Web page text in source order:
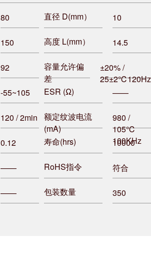
80 直径 D(mm） 10
150 高度 L(mm） 14.5
92
容量允许偏
差
±20% /
25±2℃120Hz
-55~105 ESR (Ω) ——
120 / 2min
额定纹波电流
(mA)
980 /
105℃
100KHz
0.12 寿命(hrs) 10000
—— RoHS指令 符合
—— 包装数量 350